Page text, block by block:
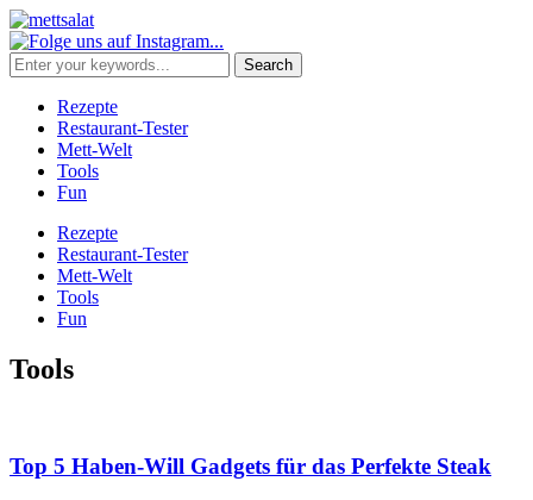
Rezepte
Restaurant-Tester
Mett-Welt
Tools
Fun
Rezepte
Restaurant-Tester
Mett-Welt
Tools
Fun
Tools
Top 5 Haben-Will Gadgets für das Perfekte Steak